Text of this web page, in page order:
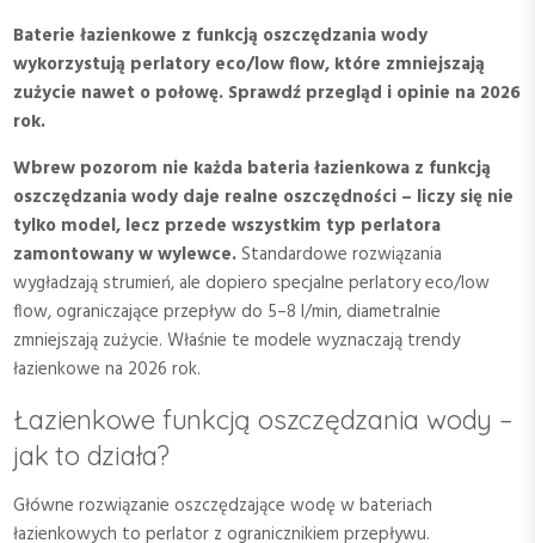
Baterie łazienkowe z funkcją oszczędzania wody
wykorzystują perlatory eco/low flow, które zmniejszają
zużycie nawet o połowę. Sprawdź przegląd i opinie na 2026
rok.
Wbrew pozorom nie każda bateria łazienkowa z funkcją
oszczędzania wody daje realne oszczędności – liczy się nie
tylko model, lecz przede wszystkim typ perlatora
zamontowany w wylewce.Standardowe rozwiązania
wygładzają strumień, ale dopiero specjalne perlatory eco/low
flow, ograniczające przepływ do 5–8 l/min, diametralnie
zmniejszają zużycie. Właśnie te modele wyznaczają trendy
łazienkowe na 2026 rok.
Łazienkowe funkcją oszczędzania wody –
jak to działa?
Główne rozwiązanie oszczędzające wodę w bateriach
łazienkowych to perlator z ogranicznikiem przepływu.